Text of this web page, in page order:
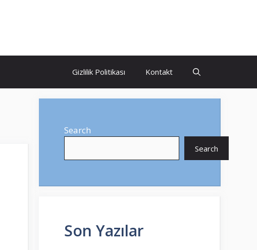
Gizlilik Politikası Kontakt
Search
Search
Son Yazılar